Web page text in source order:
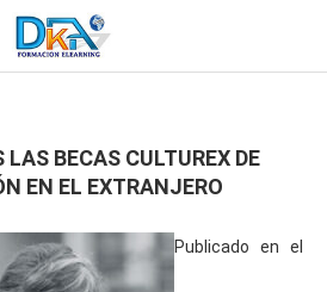
BECAS CULTUREX DE
EN EL EXTRANJERO
Publicado en el